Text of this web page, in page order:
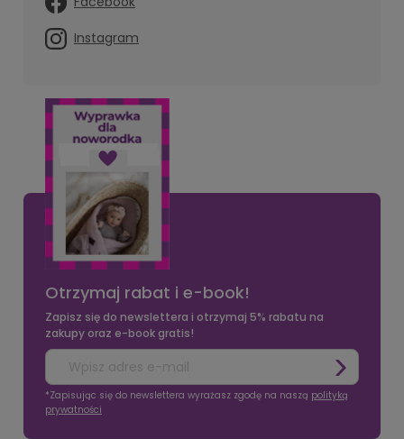
Instagram
Otrzymaj rabat i e-book!
Zapisz się do newslettera i otrzymaj 5% rabatu na
zakupy oraz e-book gratis!
*Zapisując się do newslettera wyrażasz zgodę na naszą polityką
prywatności